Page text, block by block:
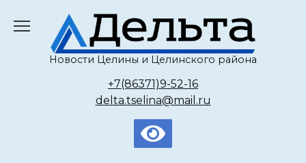
содержанию
Новости Целины и Целинского района
+7(86371)9-52-16
delta.tselina@mail.ru